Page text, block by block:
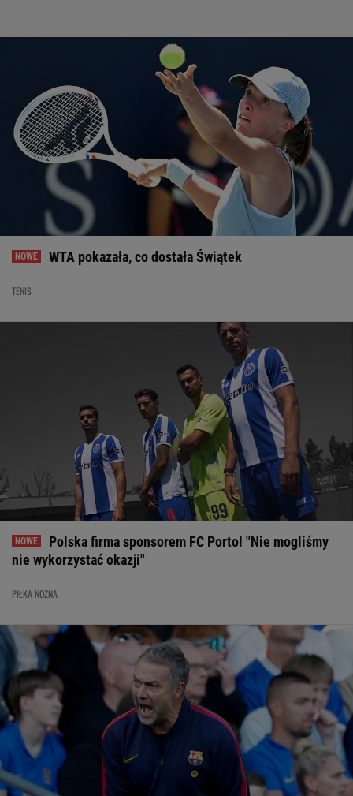
WTA pokazała, co dostała Świątek
TENIS
Polska firma sponsorem FC Porto! "Nie mogliśmy
nie wykorzystać okazji"
PIŁKA NOŻNA